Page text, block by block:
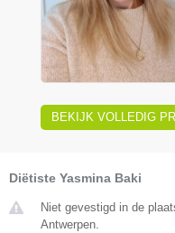
BEKIJK VOLLEDIG
Diëtiste Yasmina Baki
Niet gevestigd in de
Antwerpen.